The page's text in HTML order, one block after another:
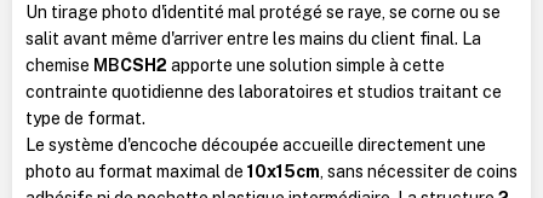
Un tirage photo d'identité mal protégé se raye, se corne ou se
salit avant même d'arriver entre les mains du client final. La
chemise MBCSH2 apporte une solution simple à cette
contrainte quotidienne des laboratoires et studios traitant ce
type de format.
Le système d'encoche découpée accueille directement une
photo au format maximal de 10x15cm, sans nécessiter de coins